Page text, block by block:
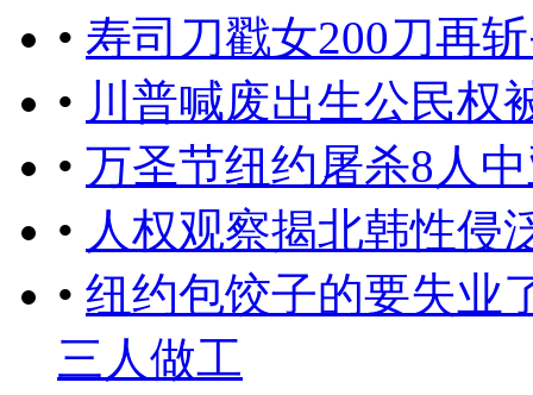
• 寿司刀戳女200刀再
• 川普喊废出生公民权
• 万圣节纽约屠杀8人
• 人权观察揭北韩性侵
• 纽约包饺子的要失业
三人做工